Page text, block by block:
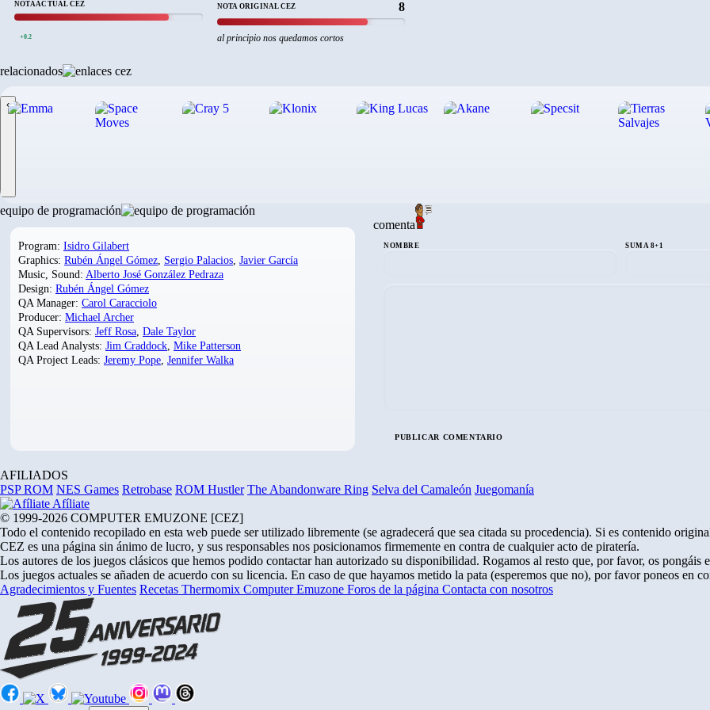
NOTA ACTUAL CEZ
+0.2
NOTA ORIGINAL CEZ 8
al principio nos quedamos cortos
relacionados
‹
equipo de programación
Program: Isidro Gilabert
Graphics: Rubén Ángel Gómez Sergio Palacios Javier García
Music, Sound: Alberto José González Pedraza
Design: Rubén Ángel Gómez
QA Manager: Carol Caracciolo
Producer: Michael Archer
QA Supervisors: Jeff Rosa Dale Taylor
QA Lead Analysts: Jim Craddock Mike Patterson
QA Project Leads: Jeremy Pope Jennifer Walka
comenta
NOMBRE SUMA 8+1
AFILIADOS
PSP ROM NES Games Retrobase ROM Hustler The Abandonware Ring Selva del Camaleón Juegomanía
Afíliate
© 1999-2026 COMPUTER EMUZONE [CEZ]
Todo el contenido recopilado en esta web puede ser utilizado libremente (se agradecerá que sea citada su procedencia). Si es contenido
CEZ es una página sin ánimo de lucro, y sus responsables nos posicionamos firmemente en contra de cualquier acto de piratería.
Los autores de los juegos clásicos que hemos podido contactar han autorizado su disponibilidad. Rogamos al resto que, por favor, os pongáis
Los juegos actuales se añaden de acuerdo con su licencia. En caso de que hayamos metido la pata (esperemos que no), por favor poneos en
Agradecimientos y Fuentes Recetas Thermomix Computer Emuzone Foros de la página Contacta con nosotros